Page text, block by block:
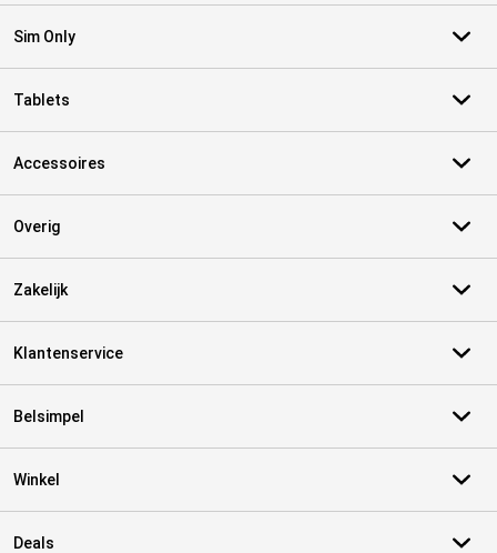
Sim Only
Tablets
Accessoires
Overig
Zakelijk
Klantenservice
Belsimpel
Winkel
Deals